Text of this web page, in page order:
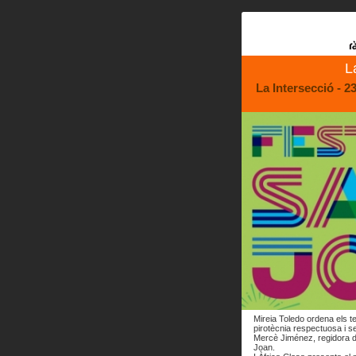
La Intersecció -
Mireia Toledo ordena els
pirotècnia respectuosa i
Mercè Jiménez, regidora
Joan.